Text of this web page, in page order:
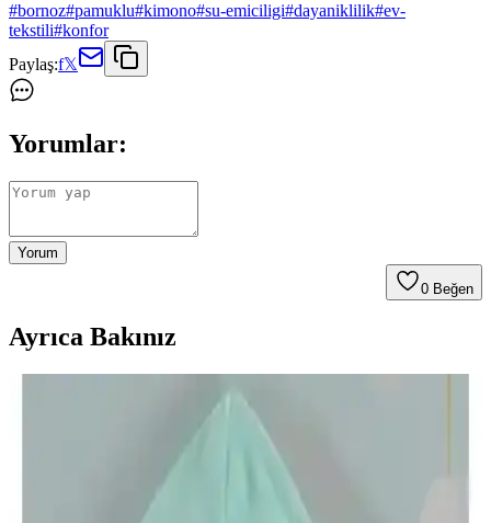
#bornoz#pamuklu#kimono#su-emiciligi#dayaniklilik#ev-
tekstili#konfor
Paylaş:f𝕏
Yorumlar:
Yorum
0 Beğen
Ayrıca Bakınız
Varol Dama ve Varol Nemesis Serisi Bornoz
Karşılaştırması ve Özellikleri
Bu makalede, Varol Dama ve Nemesis serisi bornozların özellikleri,
kullanıcı deneyimleri ve karşılaştırmaları detaylı şekilde incelenerek,
doğru seçim yapmanıza yardımcı olunur.